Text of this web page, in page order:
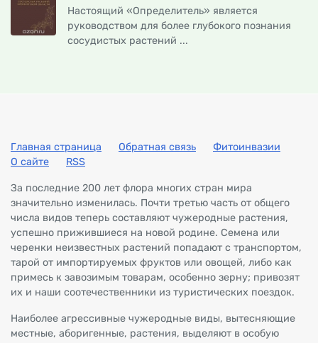
Настоящий «Определитель» является
руководством для более глубокого познания
сосудистых растений ...
Главная страница Обратная связь
Фитоинвазии
О сайте
RSS
За последние 200 лет флора многих стран мира
значительно изменилась. Почти третью часть от общего
числа видов теперь составляют чужеродные растения,
успешно прижившиеся на новой родине. Семена или
черенки неизвестных растений попадают с транспортом,
тарой от импортируемых фруктов или овощей, либо как
примесь к завозимым товарам, особенно зерну; привозят
их и наши соотечественники из туристических поездок.
Наиболее агрессивные чужеродные виды, вытесняющие
местные, аборигенные, растения, выделяют в особую